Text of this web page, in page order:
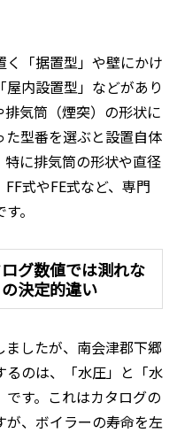
「据置型」や壁にかけ
内設置型」などがあり
気筒（煙突）の形状に
型番を選ぶと設置自体
に排気筒の形状や直径
式やFE式など、専門
。
グ数値では測れな
決定的違い
したが、南会津郡下郷
るのは、「水圧」と「水
す。これはカタログの
が、ボイラーの寿命を左